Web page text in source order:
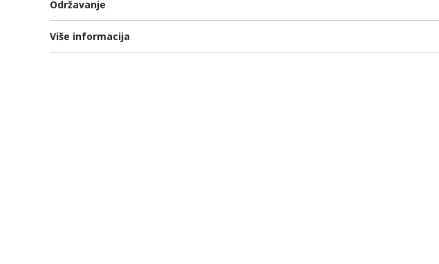
Održavanje
Više informacija